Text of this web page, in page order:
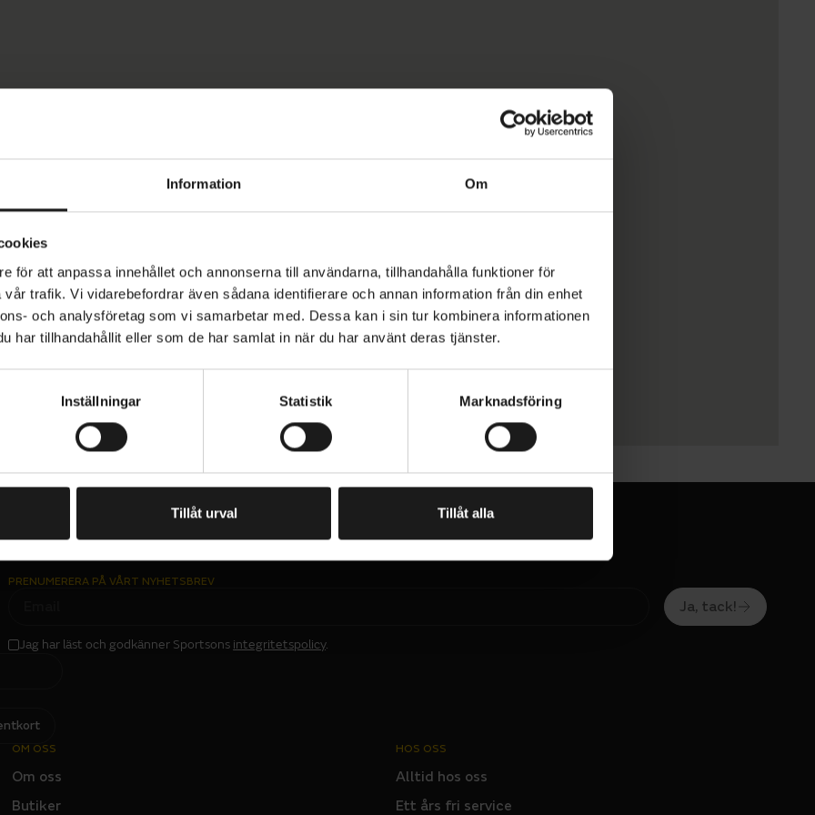
Information Om
för att anpassa innehållet och annonserna till användarna, tillhandahålla funktioner för
trafik. Vi vidarebefordrar även sådana identifierare och annan information från din enhet
och analysföretag som vi samarbetar med. Dessa kan i sin tur kombinera informationen
har tillhandahållit eller som de har samlat in när du har använt deras tjänster.
Inställningar Statistik Marknadsföring
Tillåt urval Tillåt alla
PRENUMERERA PÅ VÅRT NYHETSBREV
I
Jag har läst och godkänner Sportsons integritetspolicy.
Ja, tack!
OM OSS
Om oss
Butiker
HOS OSS
Alltid hos oss
Ett års fri service